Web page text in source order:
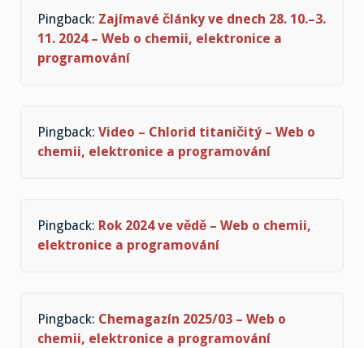
Pingback: Zajímavé články ve dnech 28. 10.–3.
11. 2024 – Web o chemii, elektronice a
programování
Pingback: Video – Chlorid titaničitý – Web o
chemii, elektronice a programování
Pingback: Rok 2024 ve vědě – Web o chemii,
elektronice a programování
Pingback: Chemagazín 2025/03 – Web o
chemii, elektronice a programování